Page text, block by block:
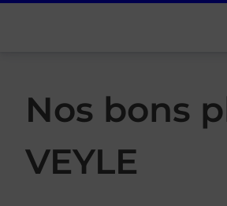
Nos bons
VEYLE